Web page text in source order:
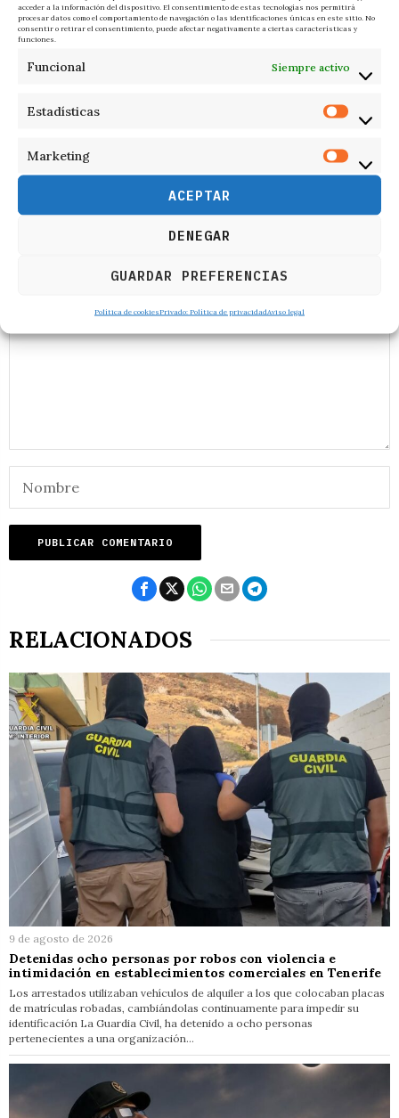
acceder a la información del dispositivo. El consentimiento de estas tecnologías nos permitirá
procesar datos como el comportamiento de navegación o las identificaciones únicas en este sitio. No
consentir o retirar el consentimiento, puede afectar negativamente a ciertas características y
funciones.
Funcional Siempre activo
Estadísticas
Marketing
ACEPTAR
DENEGAR
GUARDAR PREFERENCIAS
Política de cookiesPrivado: Política de privacidadAviso legal
refugio.
permanecer en lugares elevados, como los altos de las
árboles y aléjese de alambradas y objetos metálicos.
RELACIONADOS
9 de agosto de 2026
Detenidas ocho personas por robos con violencia e
intimidación en establecimientos comerciales en Tenerife
Los arrestados utilizaban vehículos de alquiler a los que colocaban placas
de matrículas robadas, cambiándolas continuamente para impedir su
identificación La Guardia Civil, ha detenido a ocho personas
pertenecientes a una organización…